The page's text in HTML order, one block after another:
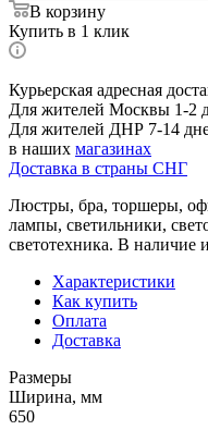
В корзину
Купить в 1 клик
Курьерская адресная
Для жителей Москвы 1-2
Для жителей ДНР 7-14
в наших магазинах
Доставка в страны СНГ
Люстры, бра, торшеры,
лампы, светильники,
светотехника. В наличие
Характеристики
Как купить
Оплата
Доставка
Размеры
Ширина, мм
650